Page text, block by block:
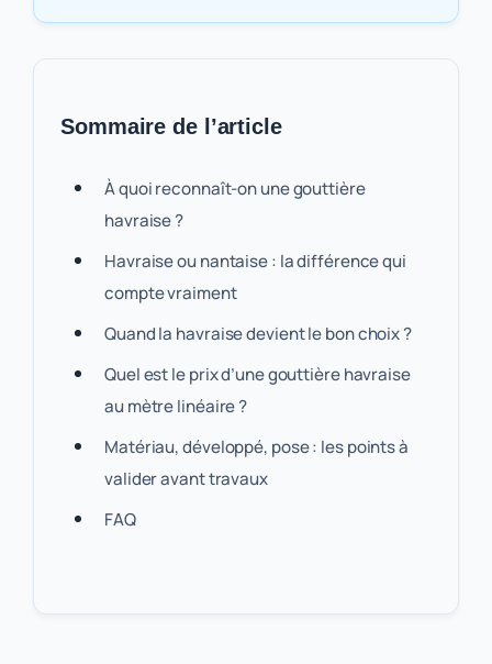
Sommaire de l’article
À quoi reconnaît-on une gouttière
havraise ?
Havraise ou nantaise : la différence qui
compte vraiment
Quand la havraise devient le bon choix ?
Quel est le prix d’une gouttière havraise
au mètre linéaire ?
Matériau, développé, pose : les points à
valider avant travaux
FAQ